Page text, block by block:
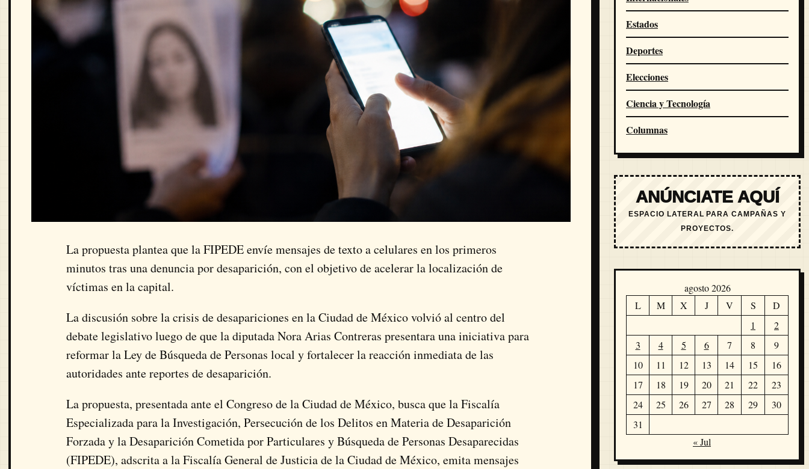
La propuesta plantea que la FIPEDE envíe mensajes de texto a celulares en los primeros
minutos tras una denuncia por desaparición, con el objetivo de acelerar la localización de
víctimas en la capital.
La discusión sobre la crisis de desapariciones en la Ciudad de México volvió al centro del
debate legislativo luego de que la diputadaNora Arias Contreras presentara una iniciativa para
reformar la Ley de Búsqueda de Personas local y fortalecer la reacción inmediata de las
autoridades ante reportes de desaparición.
La propuesta, presentada ante el Congreso de la Ciudad de México, busca que la Fiscalía
Especializada para la Investigación, Persecución de los Delitos en Materia de Desaparición
Forzada y la Desaparición Cometida por Particulares y Búsqueda de Personas Desaparecidas
(FIPEDE), adscrita a laFiscalía General de Justicia de la Ciudad de México, emita mensajes
Estados
Deportes
Elecciones
Ciencia y Tecnología
Columnas
ANÚNCIATE AQUÍ
ESPACIO LATERAL PARA CAMPAÑAS Y
PROYECTOS.
agosto 2026
L
M X J V S
D
1
2
3
4 5 6 7 8
9
10
11 12 13 14 15
16
17
18 19 20 21 22
23
24
25 26 27 28 29
30
31
« Jul